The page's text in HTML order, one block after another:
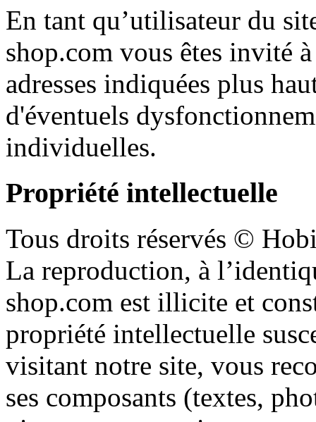
En tant qu’utilisateur du
shop.com vous êtes invité à
adresses indiquées plus
d'éventuels
individuelles.
Propriété intellectuelle
Tous droits réservés ©
La reproduction, à
shop.com est illicite et
propriété intellectuelle
visitant notre site, vous
ses composants (textes,